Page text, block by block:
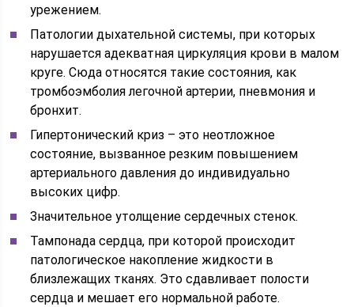
урежением.
Патологии дыхательной системы, при которых
нарушается адекватная циркуляция крови в малом
круге. Сюда относятся такие состояния, как
тромбоэмболия легочной артерии, пневмония и
бронхит.
Гипертонический криз – это неотложное
состояние, вызванное резким повышением
артериального давления до индивидуально
высоких цифр.
Значительное утолщение сердечных стенок.
Тампонада сердца, при которой происходит
патологическое накопление жидкости в
близлежащих тканях. Это сдавливает полости
сердца и мешает его нормальной работе.